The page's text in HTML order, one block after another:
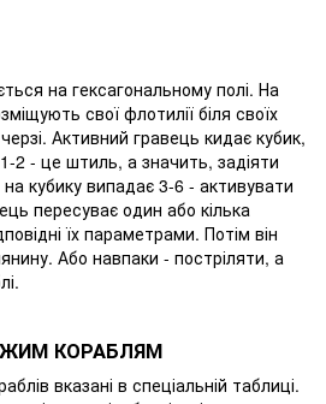
на гексагональному полі. На
свої флотилії біля своїх
Активний гравець кидає кубик,
2 - це штиль, а значить, задіяти
кубику випадає 3-6 - активувати
пересуває один або кілька
їх параметрами. Потім він
Або навпаки - постріляти, а
КОРАБЛЯМ
вказані в спеціальній таблиці.